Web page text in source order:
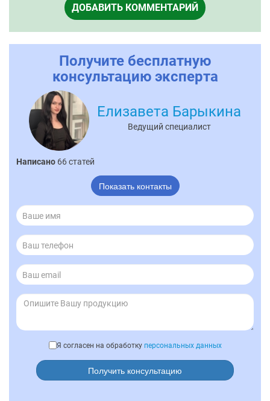
ДОБАВИТЬ КОММЕНТАРИЙ
Получите бесплатную
консультацию эксперта
Елизавета Барыкина
Ведущий специалист
Написано 66 статей
Показать контакты
Я согласен на обработку персональных данных
Получить консультацию